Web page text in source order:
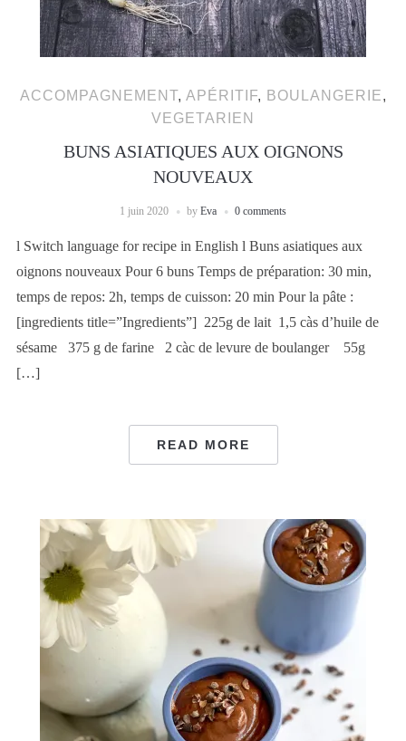
ACCOMPAGNEMENT, APÉRITIF, BOULANGERIE,
VEGETARIEN
BUNS ASIATIQUES AUX OIGNONS
NOUVEAUX
1 juin 2020 by Eva 0 comments
l Switch language for recipe in English l Buns asiatiques aux
oignons nouveaux Pour 6 buns Temps de préparation: 30 min,
temps de repos: 2h, temps de cuisson: 20 min Pour la pâte :
[ingredients title=”Ingredients”] 225g de lait 1,5 càs d’huile de
sésame 375 g de farine 2 càc de levure de boulanger 55g
[…]
READ MORE